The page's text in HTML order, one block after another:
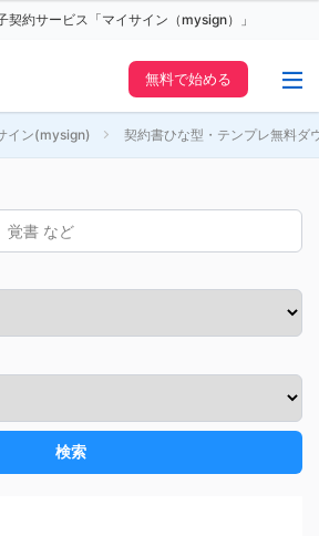
契約サービス「マイサイン（mysign）」
無料で始める
イン(mysign) 契約書ひな型・テンプレ無料ダ
検索